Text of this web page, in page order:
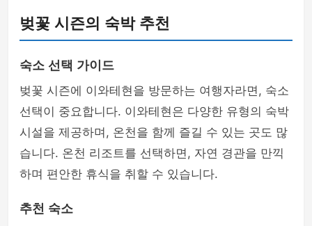
벚꽃 시즌의 숙박 추천
숙소 선택 가이드
벚꽃 시즌에 이와테현을 방문하는 여행자라면, 숙소
선택이 중요합니다. 이와테현은 다양한 유형의 숙박
시설을 제공하며, 온천을 함께 즐길 수 있는 곳도 많
습니다. 온천 리조트를 선택하면, 자연 경관을 만끽
하며 편안한 휴식을 취할 수 있습니다.
추천 숙소